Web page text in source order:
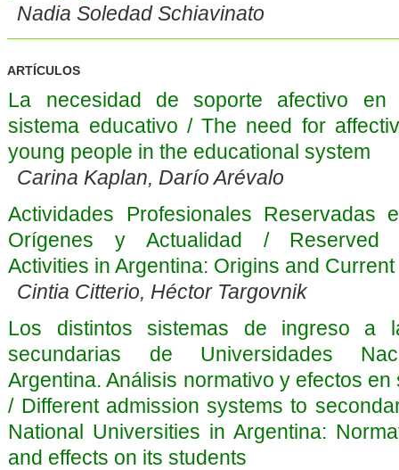
Nadia Soledad Schiavinato
ARTÍCULOS
La necesidad de soporte afectivo en
sistema educativo / The need for
young people in the educational system
Carina Kaplan, Darío Arévalo
Actividades Profesionales Reservadas
Orígenes y Actualidad / Reserved
Activities in Argentina: Origins and
Cintia Citterio, Héctor Targovnik
Los distintos sistemas de ingreso a
secundarias de Universidades
Argentina. Análisis normativo y efectos en
/ Different admission systems to
National Universities in Argentina:
and effects on its students